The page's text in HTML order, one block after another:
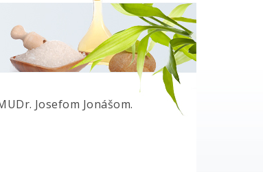
Josefom Jonášom.